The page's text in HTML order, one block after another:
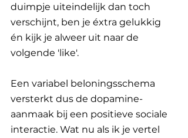
duimpje uiteindelijk dan toch
verschijnt, ben je éxtra gelukkig
én kijk je alweer uit naar de
volgende 'like'.
Een variabel beloningsschema
versterkt dus de dopamine-
aanmaak bij een positieve sociale
interactie. Wat nu als ik je vertel